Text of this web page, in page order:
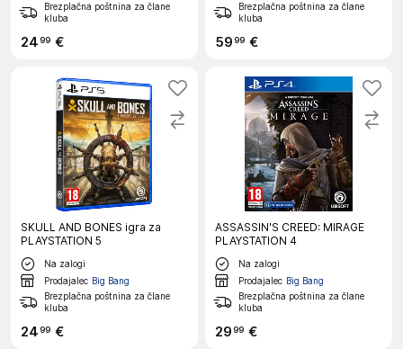
Brezplačna poštnina za člane
kluba
2499 €
Brezplačna poštnina za člane
kluba
5999 €
SKULL AND BONES igra za
PLAYSTATION 5
Na zalogi
Prodajalec Big Bang
Brezplačna poštnina za člane
kluba
2499 €
ASSASSIN'S CREED: MIRAGE
PLAYSTATION 4
Na zalogi
Prodajalec Big Bang
Brezplačna poštnina za člane
kluba
2999 €